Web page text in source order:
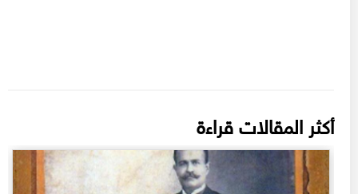
أكثر المقالات قراءة